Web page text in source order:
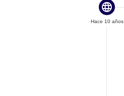

Hace 10 años